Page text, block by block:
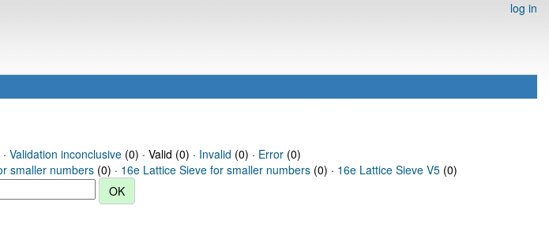
log in
Validation inconclusive(0) · Valid (0) · Invalid (0) · Error(0)
smaller numbers (0) · 16e Lattice Sieve for smaller numbers (0) · 16e Lattice Sieve V5 (0)